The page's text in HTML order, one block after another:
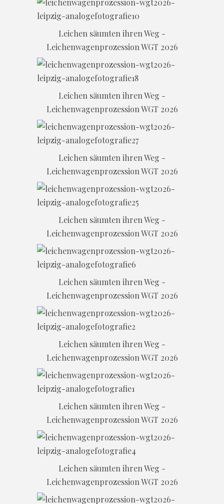
Leichen säumten ihren Weg -
Leichenwagenprozession WGT 2026
Leichen säumten ihren Weg -
Leichenwagenprozession WGT 2026
Leichen säumten ihren Weg -
Leichenwagenprozession WGT 2026
Leichen säumten ihren Weg -
Leichenwagenprozession WGT 2026
Leichen säumten ihren Weg -
Leichenwagenprozession WGT 2026
Leichen säumten ihren Weg -
Leichenwagenprozession WGT 2026
Leichen säumten ihren Weg -
Leichenwagenprozession WGT 2026
Leichen säumten ihren Weg -
Leichenwagenprozession WGT 2026